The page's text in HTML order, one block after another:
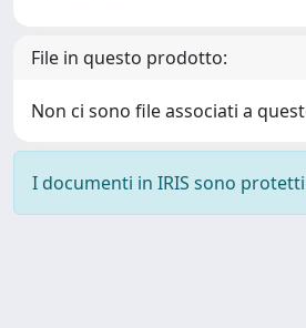
File in questo prodotto:
Non ci sono file associati a
I documenti in IRIS sono